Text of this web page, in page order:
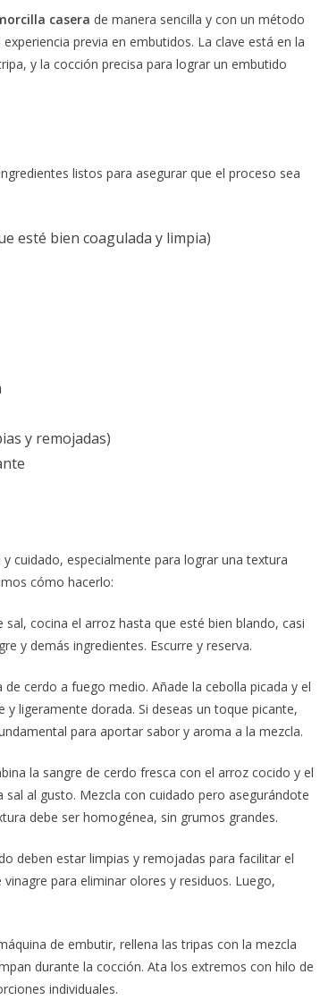
casera de manera sencilla y con un método
previa en embutidos. La clave está en la
y la cocción precisa para lograr un embutido
listos para asegurar que el proceso sea
esté bien coagulada y limpia)
y remojadas)
cuidado, especialmente para lograr una textura
cómo hacerlo:
sal, cocina el arroz hasta que esté bien blando, casi
y demás ingredientes. Escurre y reserva.
cerdo a fuego medio. Añade la cebolla picada y el
ligeramente dorada. Si deseas un toque picante,
para aportar sabor y aroma a la mezcla.
la sangre de cerdo fresca con el arroz cocido y el
al gusto. Mezcla con cuidado pero asegurándote
debe ser homogénea, sin grumos grandes.
deben estar limpias y remojadas para facilitar el
para eliminar olores y residuos. Luego,
de embutir, rellena las tripas con la mezcla
durante la cocción. Ata los extremos con hilo de
individuales.